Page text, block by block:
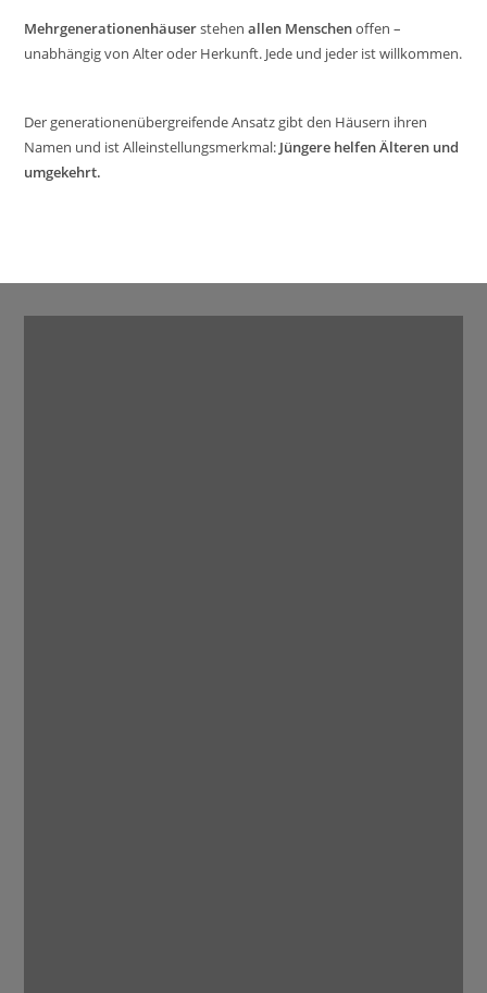
Mehrgenerationenhäuserstehenallen Menschenoffen –
unabhängig von Alter oder Herkunft. Jede und jeder ist willkommen.
Der generationenübergreifende Ansatz gibt den Häusern ihren
Namen und ist Alleinstellungsmerkmal: Jüngere helfen Älteren und
umgekehrt.